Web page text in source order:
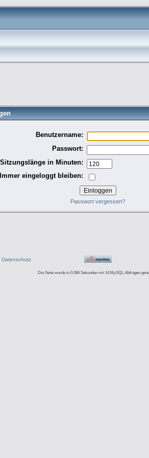
Benutzername:
Passwort:
Sitzungslänge in Minuten:
Immer eingeloggt bleiben:
Passwort vergessen?
Datenschutz
Die Seite wurde in 0.086 Sekunden mit 14 MySQL-Abfragen